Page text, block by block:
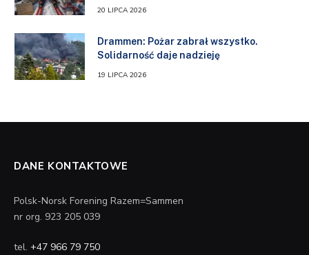
20 LIPCA 2026
Drammen: Pożar zabrał wszystko.
Solidarność daje nadzieję
19 LIPCA 2026
DANE KONTAKTOWE
Polsk-Norsk Forening Razem=Sammen
nr org. 923 205 039
tel. +47 966 79 750